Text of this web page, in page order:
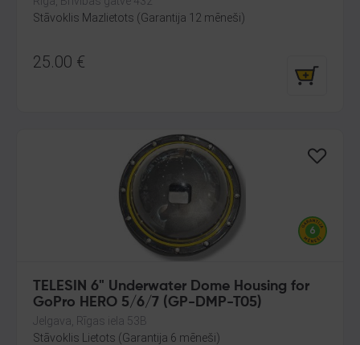
Stāvoklis Mazlietots (Garantija 12 mēneši)
25.00 €
TELESIN 6" Underwater Dome Housing for
GoPro HERO 5/6/7 (GP-DMP-T05)
Jelgava, Rīgas iela 53B
Stāvoklis Lietots (Garantija 6 mēneši)